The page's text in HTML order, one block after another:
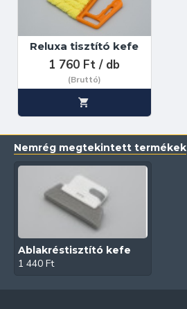
Reluxa tisztító kefe
1 760 Ft / db
(Bruttó)
Nemrég megtekintett termékek
Ablakréstisztító kefe
1 440 Ft